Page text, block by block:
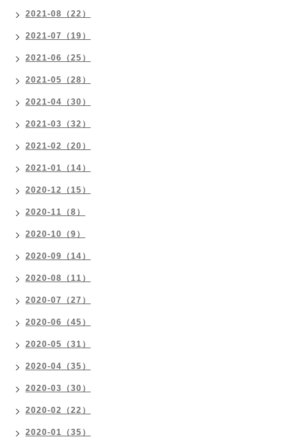
2021-08（22）
2021-07（19）
2021-06（25）
2021-05（28）
2021-04（30）
2021-03（32）
2021-02（20）
2021-01（14）
2020-12（15）
2020-11（8）
2020-10（9）
2020-09（14）
2020-08（11）
2020-07（27）
2020-06（45）
2020-05（31）
2020-04（35）
2020-03（30）
2020-02（22）
2020-01（35）